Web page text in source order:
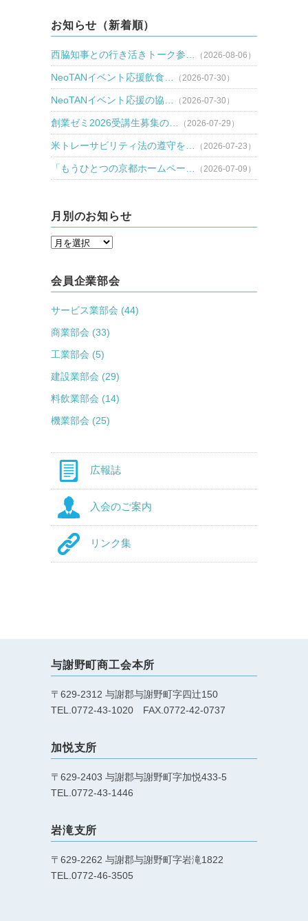
お知らせ（新着順）
西脇知事との行き活きトーク参… （2026-08-06）
NeoTANイベント応援飲食… （2026-07-30）
NeoTANイベント応援の協… （2026-07-30）
創業ゼミ2026受講生募集の… （2026-07-29）
米トレーサビリティ法の遵守を… （2026-07-23）
「もうひとつの京都ホームペー… （2026-07-09）
月別のお知らせ
会員企業部会
サービス業部会 (44)
商業部会 (33)
工業部会 (5)
建設業部会 (29)
料飲業部会 (14)
機業部会 (25)
広報誌
入会のご案内
リンク集
与謝野町商工会本所
〒629-2312 与謝郡与謝野町字四辻150
TEL.0772-43-1020 FAX.0772-42-0737
加悦支所
〒629-2403 与謝郡与謝野町字加悦433-5
TEL.0772-43-1446
岩滝支所
〒629-2262 与謝郡与謝野町字岩滝1822
TEL.0772-46-3505